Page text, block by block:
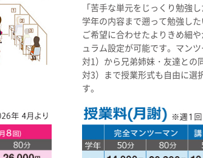
「苦手な単元をじっくり勉強
学年の内容まで遡って勉強し
ご希望に合わせたよりきめ細
ュラム設定が可能です。マン
対1）から兄弟姉妹・友達との
対3）まで授業形式も自由に選
す。